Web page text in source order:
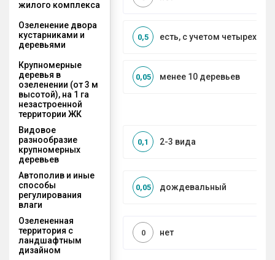
жилого комплекса
Озеленение двора
кустарниками и
деревьями
есть, с учетом четырех
0,5
Крупномерные
деревья в
озеленении (от 3 м
высотой), на 1 га
незастроенной
территории ЖК
менее 10 деревьев
0,05
Видовое
разнообразие
крупномерных
деревьев
2-3 вида
0,1
Автополив и иные
способы
регулирования
влаги
дождевальный
0,05
Озелененная
территория с
ландшафтным
дизайном
нет
0